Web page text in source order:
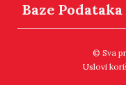
Baze Podataka
© Sva
Uslovi